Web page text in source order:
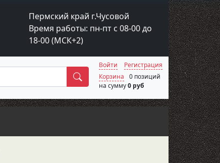
Пермский край г.Чусовой
Время работы: пн-пт с 08-00 до
18-00 (МСК+2)
Поиск
Войти
Регистрация
Корзина
0 позиций
на сумму0 руб